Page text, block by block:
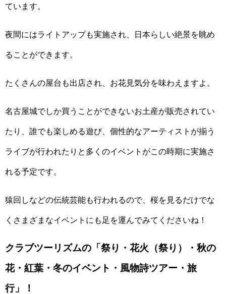
ています。
夜間にはライトアップも実施され、日本らしい絶景を眺め
ることができます。
たくさんの屋台も出店され、お花見気分を味わえますよ。
名古屋城でしか買うことができないお土産が販売されてい
たり、誰でも楽しめる遊び、個性的なアーティストが揃う
ライブが行われたりと多くのイベントがこの時期に実施さ
れる予定です。
猿回しなどの伝統芸能も行われるので、桜を見るだけでな
くさまざまなイベントにも足を運んでみてくださいね！
クラブツーリズムの「祭り・花火（祭り）・秋の
花・紅葉・冬のイベント・風物詩ツアー・旅
行」！